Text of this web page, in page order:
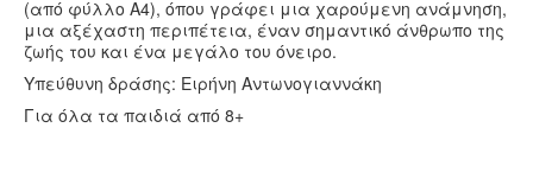
(από φύλλο Α4), όπου γράφει μια χαρούμενη ανάμνηση,
μια αξέχαστη περιπέτεια, έναν σημαντικό άνθρωπο της
ζωής του και ένα μεγάλο του όνειρο.
Υπεύθυνη δράσης: Ειρήνη Αντωνογιαννάκη
Για όλα τα παιδιά από 8+